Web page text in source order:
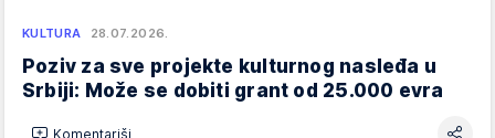
KULTURA 28.07.2026.
Poziv za sve projekte kulturnog nasleđa u
Srbiji: Može se dobiti grant od 25.000 evra
Komentariši